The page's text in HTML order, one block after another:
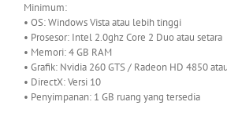
Minimum:
• OS: Windows Vista atau lebih tinggi
• Prosesor: Intel 2.0ghz Core 2 Duo atau setara
• Memori: 4 GB RAM
• Grafik: Nvidia 260 GTS / Radeon HD 4850
• DirectX: Versi 10
• Penyimpanan: 1 GB ruang yang tersedia